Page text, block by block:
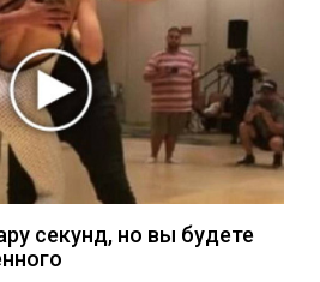
секунд, но вы будете